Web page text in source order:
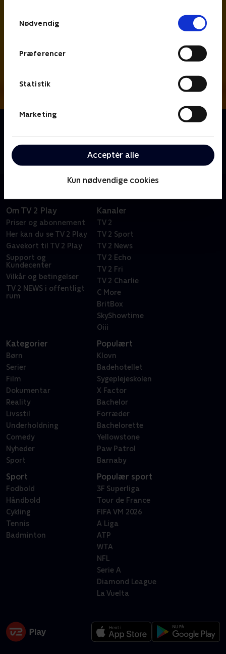
Nødvendig
Præferencer
Statistik
Marketing
Acceptér alle
Kun nødvendige cookies
arbejder sammen om at opklare forbrydelser i denne
canadiske krimiserie.
Om TV 2 Play
Priser og abonnement
Her kan du se TV 2 Play
Gavekort til TV 2 Play
Support og
Kundecenter
Vilkår og betingelser
TV 2 NEWS i offentligt
rum
Kanaler
TV 2
TV 2 Sport
TV 2 News
TV 2 Echo
TV 2 Fri
TV 2 Charlie
C More
BritBox
SkyShowtime
Oiii
Kategorier
Børn
Serier
Film
Dokumentar
Reality
Livsstil
Underholdning
Comedy
Nyheder
Sport
Populært
Klovn
Badehotellet
Sygeplejeskolen
X Factor
Bachelor
Forræder
Bachelorette
Yellowstone
Paw Patrol
Barnaby
Sport
Fodbold
Håndbold
Cykling
Tennis
Badminton
Populær sport
3F Superliga
Tour de France
FIFA VM 2026
A Liga
ATP
WTA
NFL
Serie A
Diamond League
La Vuelta